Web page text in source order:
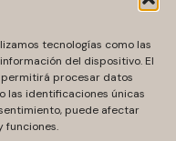
tecnologías como las
del dispositivo. El
procesar datos
las identificaciones únicas
puede afectar
funciones.
el capítulo de
la Doctora
es autora del
mundo. Cómo